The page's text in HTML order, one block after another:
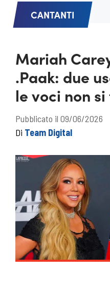
CANTANTI
Mariah
.Paak: due
le voci non
Pubblicato il 09/06/2026
Di Team Digital